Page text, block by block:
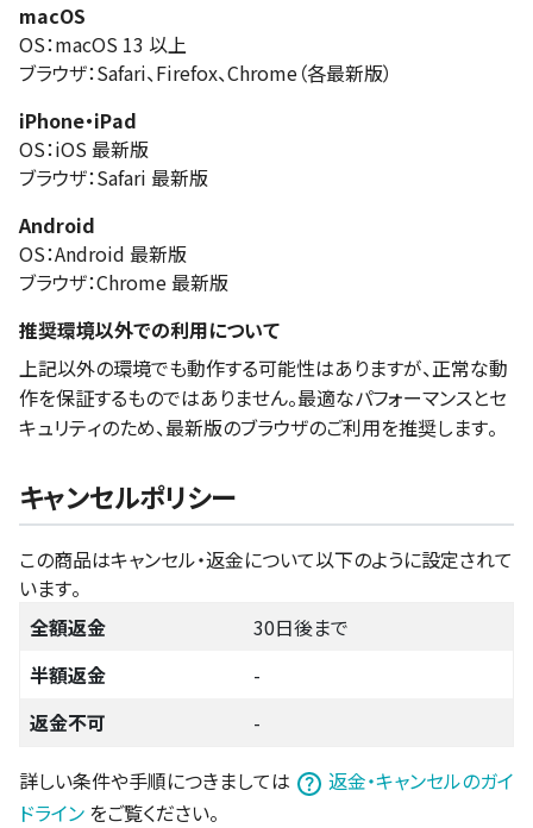
macOS
OS：macOS 13 以上
ブラウザ：Safari、Firefox、Chrome（各最新版）
iPhone・iPad
OS：iOS 最新版
ブラウザ：Safari 最新版
Android
OS：Android 最新版
ブラウザ：Chrome 最新版
推奨環境以外での利用について
上記以外の環境でも動作する可能性はありますが、正常な動
作を保証するものではありません。最適なパフォーマンスとセ
キュリティのため、最新版のブラウザのご利用を推奨します。
キャンセルポリシー
この商品はキャンセル・返金について以下のように設定されて
います。
全額返金
30日後まで
半額返金
-
返金不可
-
詳しい条件や手順につきましては
返金・キャンセルのガイ
ドライン をご覧ください。